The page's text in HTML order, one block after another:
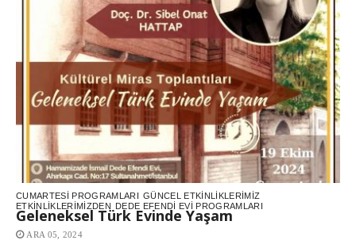
CUMARTESI PROGRAMLARI
GÜNCEL ETKINLIKLERIMIZ
ETKINLIKLERIMIZDEN
DEDE EFENDI EVI PROGRAMLARI
Geleneksel Türk Evinde Yaşam
ARA 05, 2024